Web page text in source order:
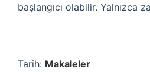
başlangıcı olabilir. Yalnızca
Tarih: Makaleler